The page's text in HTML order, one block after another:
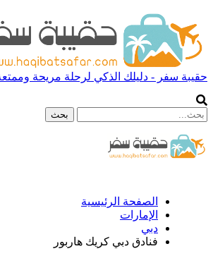
حقيبة سفر - دليلك الذكي لرحلة مريحة
الصفحة الرئيسية
الإمارات
دبي
فنادق دبي كريك هاربور